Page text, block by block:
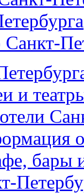
и
бары